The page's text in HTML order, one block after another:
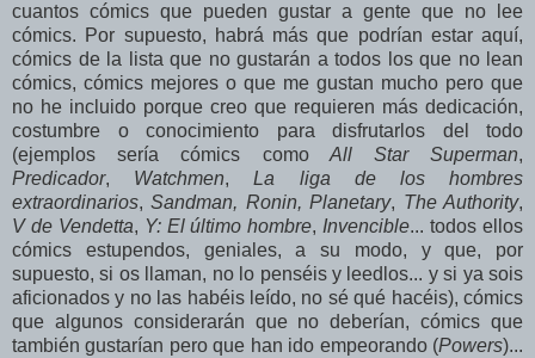
cuantos cómics que pueden gustar a gente que no lee
cómics. Por supuesto, habrá más que podrían estar aquí,
cómics de la lista que no gustarán a todos los que no lean
cómics, cómics mejores o que me gustan mucho pero que
no he incluido porque creo que requieren más dedicación,
costumbre o conocimiento para disfrutarlos del todo
(ejemplos sería cómics comoAll Star Superman,
Predicador, Watchmen,La liga de los hombres
extraordinarios,Sandman, Ronin, Planetary, The Authority,
V de Vendetta, Y: El último hombre, Invencible... todos ellos
cómics estupendos, geniales, a su modo, y que, por
supuesto, si os llaman, no lo penséis y leedlos... y si ya sois
aficionados y no las habéis leído, no sé qué hacéis), cómics
que algunos considerarán que no deberían, cómics que
también gustarían pero que han ido empeorando (Powers)...